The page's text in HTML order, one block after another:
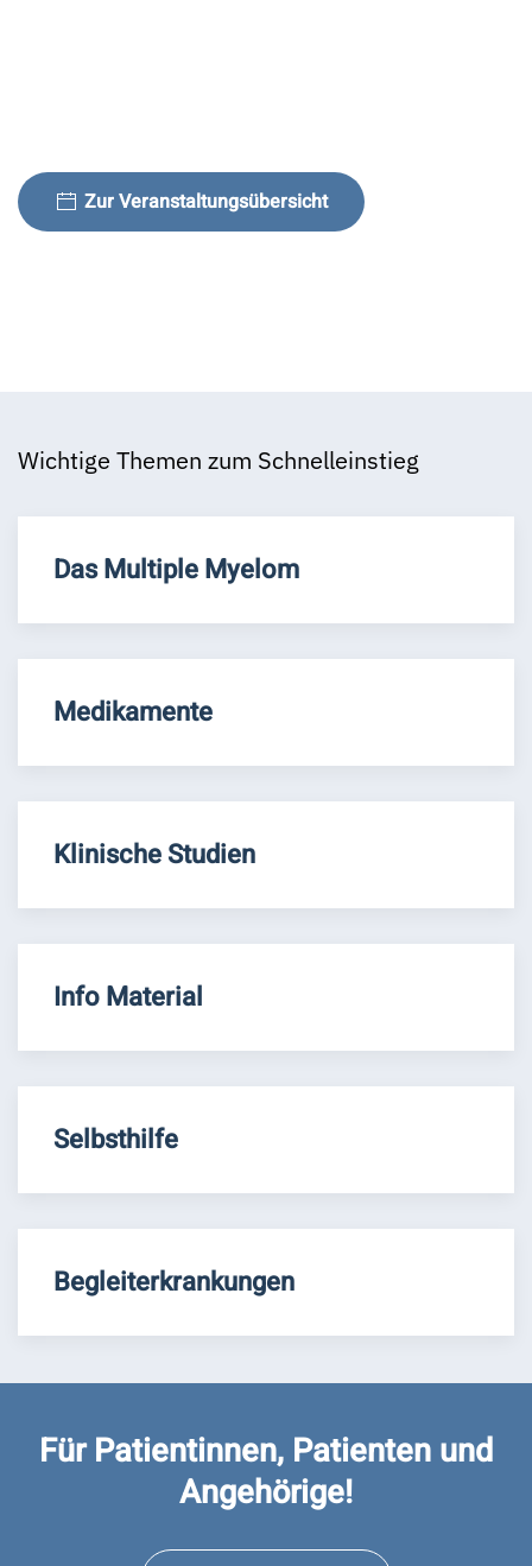
Zur Veranstaltungsübersicht
Wichtige Themen zum Schnelleinstieg
Das Multiple Myelom
Medikamente
Klinische Studien
Info Material
Selbsthilfe
Begleiterkrankungen
Für Patientinnen, Patienten und
Angehörige!